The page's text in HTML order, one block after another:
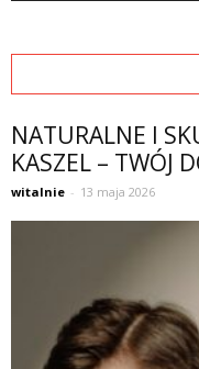
NATURALNE I
KASZEL – TWÓJ
witalnie - 13 maja 2026